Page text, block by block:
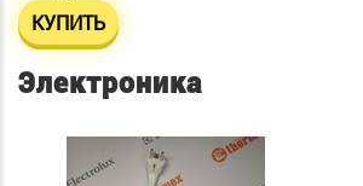
КУПИТЬ
Электроника